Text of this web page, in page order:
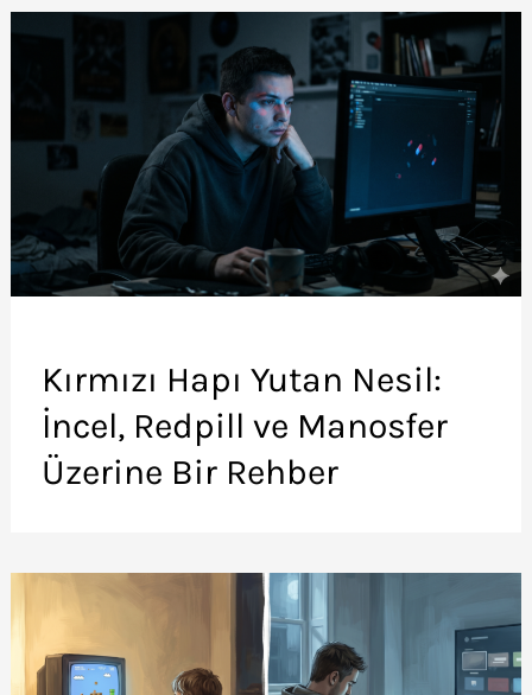
Kırmızı Hapı Yutan Nesil:
İncel, Redpill ve Manosfer
Üzerine Bir Rehber